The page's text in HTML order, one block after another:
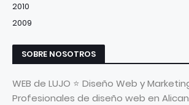
2010
2009
SOBRE NOSOTROS
WEB de LUJO ⭐ Diseño Web y
Profesionales de diseño web en